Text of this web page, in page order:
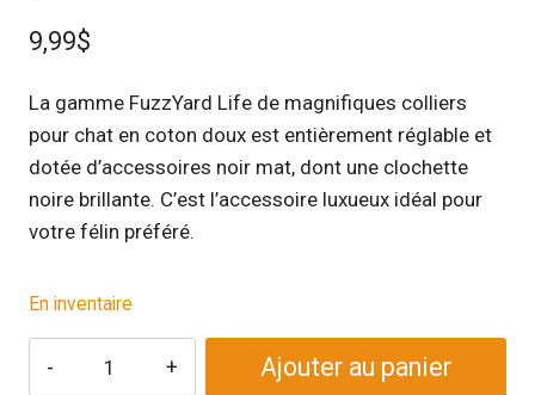
9,99$
La gamme FuzzYard Life de magnifiques colliers
pour chat en coton doux est entièrement réglable et
dotée d’accessoires noir mat, dont une clochette
noire brillante. C’est l’accessoire luxueux idéal pour
votre félin préféré.
En inventaire
Ajouter au panier